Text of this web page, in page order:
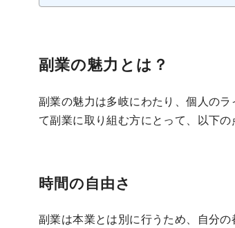
副業の魅力とは？
副業の魅力は多岐にわたり、個人の
て副業に取り組む方にとって、以下の
時間の自由さ
副業は本業とは別に行うため、自分